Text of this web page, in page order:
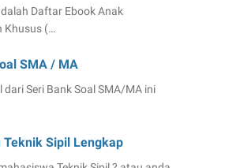
Daftar Ebook Anak
Khusus (…
SMA / MA
dari Seri Bank Soal SMA/MA ini
Teknik Sipil Lengkap